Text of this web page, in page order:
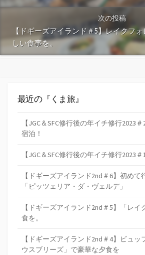
次の投稿
【ドギーズアイランド＃5】レイクフ
しい食事を。
最近の『くま旅』
【JGC＆SFC修行後の年イチ修行2023
宿泊！
【JGC＆SFC修行後の年イチ修行2023
【ドギーズアイランド2nd＃6】初め
「ピッツェリア・ダ・ヴェルデ」
【ドギーズアイランド2nd＃5】「レ
食を。
【ドギーズアイランド2nd＃4】ビュ
ウスブリーズ」で豪華な夕食を